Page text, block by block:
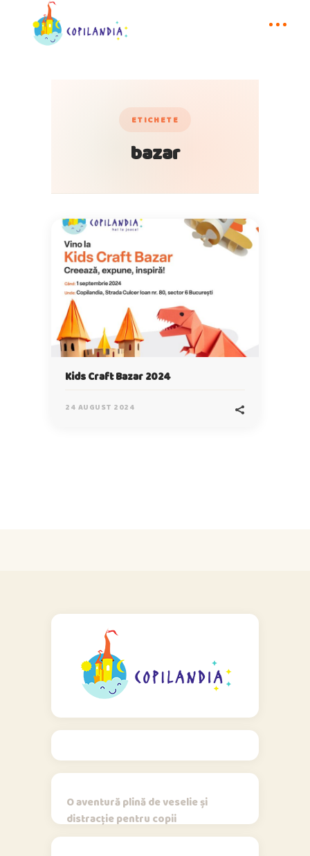
ETICHETE
bazar
Kids Craft Bazar 2024
24 AUGUST 2024
O aventură plină de veselie și
distracție pentru copii